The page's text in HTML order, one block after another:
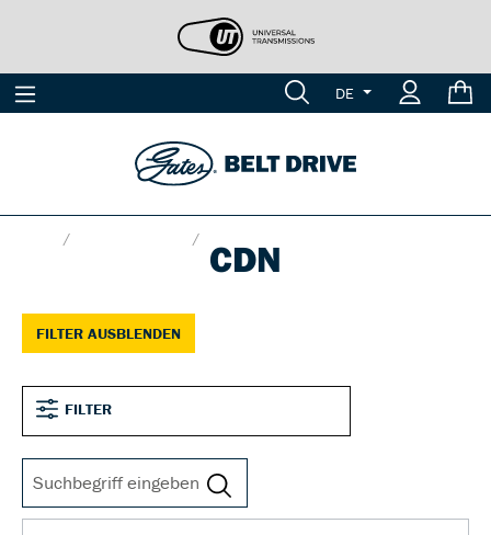
DE
CDN
FILTER AUSBLENDEN
FILTER